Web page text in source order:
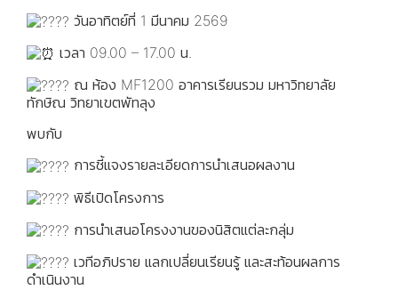
วันอาทิตย์ที่ 1 มีนาคม 2569
เวลา 09.00 – 17.00 น.
ณ ห้อง MF1200 อาคารเรียนรวม มหาวิทยาลัย
ทักษิณ วิทยาเขตพัทลุง
พบกับ
การชี้แจงรายละเอียดการนำเสนอผลงาน
พิธีเปิดโครงการ
การนำเสนอโครงงานของนิสิตแต่ละกลุ่ม
เวทีอภิปราย แลกเปลี่ยนเรียนรู้ และสะท้อนผลการ
ดำเนินงาน